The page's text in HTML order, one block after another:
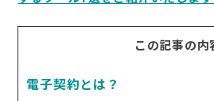
この記事の内
電子契約とは？